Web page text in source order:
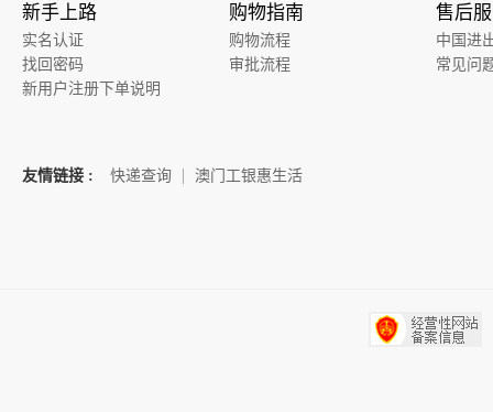
新手上路
实名认证
找回密码
新用户注册下单说明
购物指南
购物流程
审批流程
售后
中国进
常见问
友情链接 : 快递查询 澳门工银惠生活